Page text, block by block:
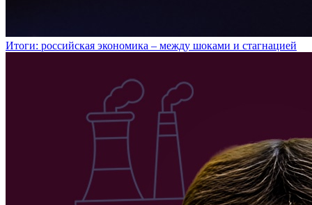
Итоги: российская экономика – между шоками и стагнацией